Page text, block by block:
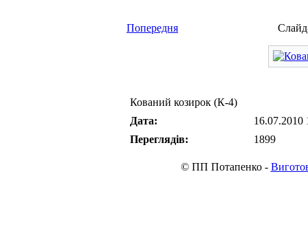
Попередня
Кований козирок (К-4)
Дата:
16.07.2010
Переглядів:
1899
© ПП Потапенко -